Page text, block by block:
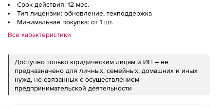
Срок действия: 12 мес.
Тип лицензии: обновление, техподдержка
Минимальная покупка: от 1 шт.
Все характеристики
Доступно только юридическим лицам и ИП – не
предназначено для личных, семейных, домашних и иных
нужд, не связанных с осуществлением
предпринимательской деятельности